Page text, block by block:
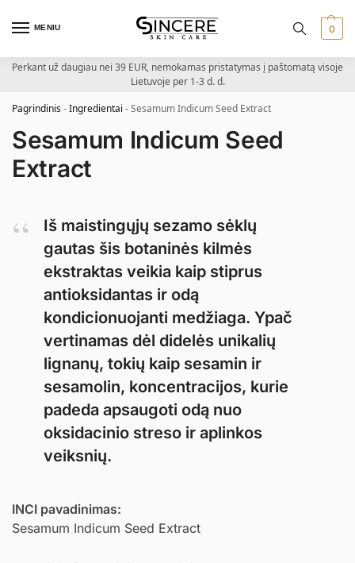
MENIU 0
Perkant už daugiau nei 39 EUR, nemokamas pristatymas į paštomatą visoje
Lietuvoje per 1-3 d. d.
Pagrindinis-Ingredientai -Sesamum Indicum Seed Extract
Sesamum Indicum Seed
Extract
Iš maistingųjų sezamo sėklų
gautas šis botaninės kilmės
ekstraktas veikia kaip stiprus
antioksidantas ir odą
kondicionuojanti medžiaga. Ypač
vertinamas dėl didelės unikalių
lignanų, tokių kaip sesamin ir
sesamolin, koncentracijos, kurie
padeda apsaugoti odą nuo
oksidacinio streso ir aplinkos
veiksnių.
INCI pavadinimas:
Sesamum Indicum Seed Extract